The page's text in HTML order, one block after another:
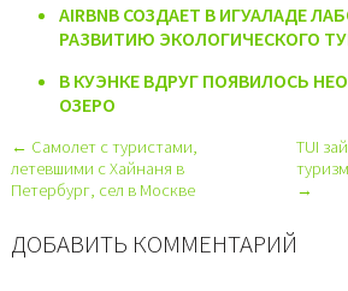
AIRBNB СОЗДАЕТ В ИГУАЛАДЕ
РАЗВИТИЮ ЭКОЛОГИЧЕСКОГО
В КУЭНКЕ ВДРУГ ПОЯВИЛОСЬ
ОЗЕРО
← Самолет с туристами,
летевшими с Хайнаня в
Петербург, сел в Москве
TUI
→
ДОБАВИТЬ КОММЕНТАРИЙ